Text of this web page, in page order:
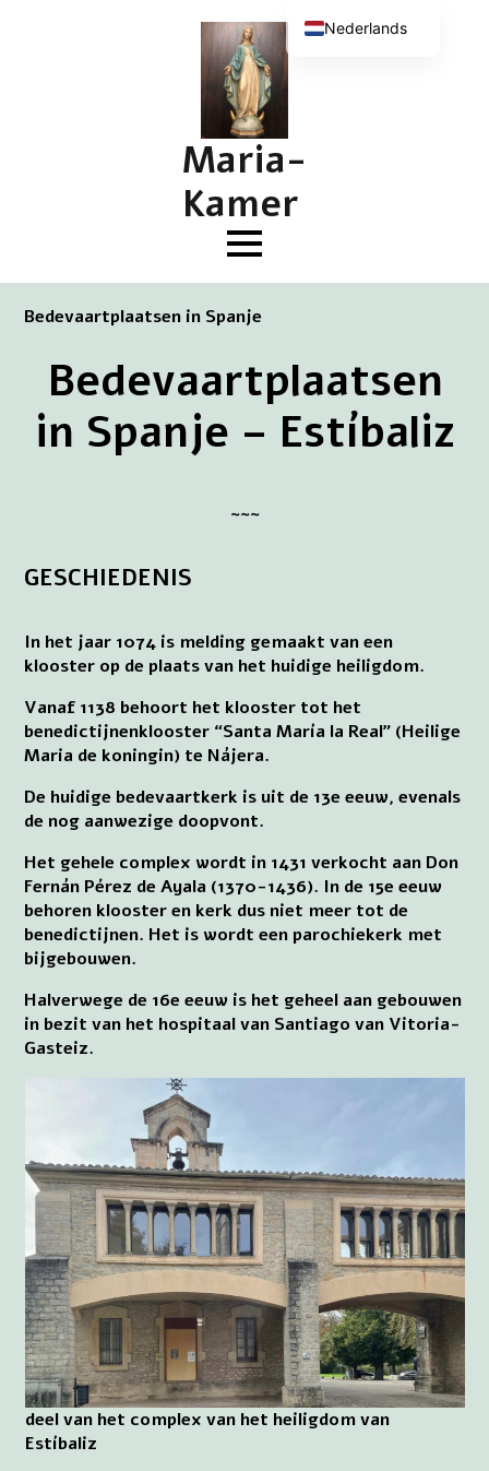
Maria-
Kamer
Bedevaartplaatsen in Spanje
Bedevaartplaatsen
in Spanje – Estíbaliz
~~~
GESCHIEDENIS
In het jaar 1074 is melding gemaakt van een
klooster op de plaats van het huidige heiligdom.
Vanaf 1138 behoort het klooster tot het
benedictijnenklooster “Santa María la Real” (Heilige
Maria de koningin) te Nájera.
De huidige bedevaartkerk is uit de 13e eeuw, evenals
de nog aanwezige doopvont.
Het gehele complex wordt in 1431 verkocht aan Don
Fernán Pérez de Ayala (1370-1436). In de 15e eeuw
behoren klooster en kerk dus niet meer tot de
benedictijnen. Het is wordt een parochiekerk met
bijgebouwen.
Halverwege de 16e eeuw is het geheel aan gebouwen
in bezit van het hospitaal van Santiago van Vitoria-
Gasteiz.
deel van het complex van het heiligdom van
Estíbaliz
Nederlands